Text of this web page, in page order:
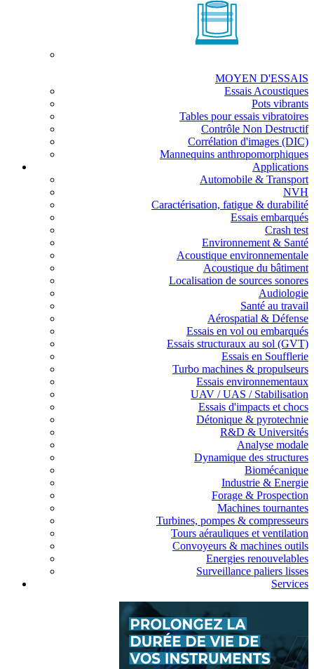
MOYEN D'ESSAIS
Essais Acoustiques
Pots vibrants
Tables pour essais vibratoires
Contrôle Non Destructif
Corrélation d'images (DIC)
Mannequins anthropomorphiques
Applications
Automobile & Transport
NVH
Caractérisation, fatigue & durabilité
Essais embarqués
Crash test
Environnement & Santé
Acoustique environnementale
Acoustique du bâtiment
Localisation de sources sonores
Audiologie
Santé au travail
Aérospatial & Défense
Essais en vol ou embarqués
Essais structuraux au sol (GVT)
Essais en Soufflerie
Turbo machines & propulseurs
Essais environnementaux
UAV / UAS / Stabilisation
Essais d'impacts et chocs
Détonique & pyrotechnie
R&D & Universités
Analyse modale
Dynamique des structures
Biomécanique
Industrie & Energie
Forage & Prospection
Machines tournantes
Turbines, pompes & compresseurs
Tours aérauliques et ventilation
Convoyeurs & machines outils
Energies renouvelables
Surveillance paliers lisses
Services